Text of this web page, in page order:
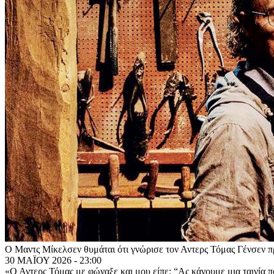
Ο Μαντς Μίκελσεν θυμάται ότι γνώρισε τον Αντερς Τόμας Γένσεν
30 ΜΑΪΟΥ 2026 - 23:00
«Ο Αντερς Τόμας με φώναξε και μου είπε: “Ας κάνουμε μια ταινία